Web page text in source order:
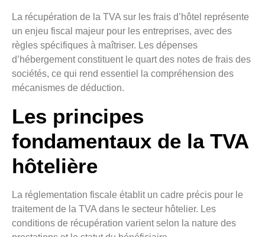
La récupération de la TVA sur les frais d’hôtel représente
un enjeu fiscal majeur pour les entreprises, avec des
règles spécifiques à maîtriser. Les dépenses
d’hébergement constituent le quart des notes de frais des
sociétés, ce qui rend essentiel la compréhension des
mécanismes de déduction.
Les principes
fondamentaux de la TVA
hôtelière
La réglementation fiscale établit un cadre précis pour le
traitement de la TVA dans le secteur hôtelier. Les
conditions de récupération varient selon la nature des